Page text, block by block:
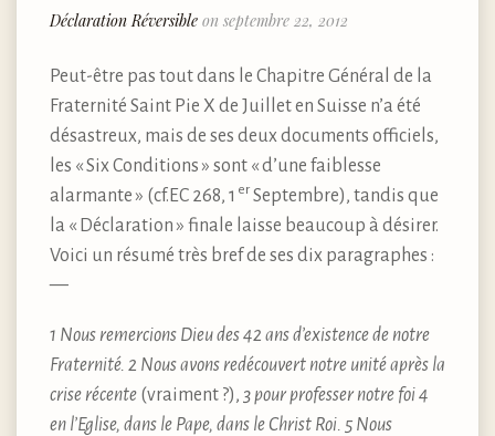
Déclaration Réversible on septembre 22, 2012
Peut-être pas tout dans le Chapitre Général de la
Fraternité Saint Pie X de Juillet en Suisse n’a été
désastreux, mais de ses deux documents officiels,
les « Six Conditions » sont « d’une faiblesse
alarmante » (cf.EC 268, 1 er Septembre), tandis que
la « Déclaration » finale laisse beaucoup à désirer.
Voici un résumé très bref de ses dix paragraphes :
—
1 Nous remercions Dieu des 42 ans d’existence de notre
Fraternité. 2 Nous avons redécouvert notre unité après la
crise récente (vraiment ?), 3 pour professer notre foi 4
en l’Eglise, dans le Pape, dans le Christ Roi. 5 Nous